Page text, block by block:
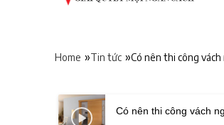
Home »Tin tức »Có nên thi công
Có nên thi công vách